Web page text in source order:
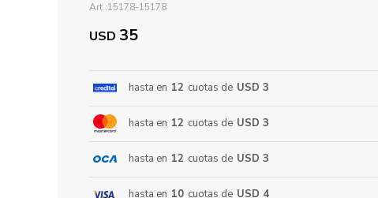
15178-15178
USD 35
hasta en 12 cuotas de USD 3
hasta en 12 cuotas de USD 3
hasta en 12 cuotas de USD 3
hasta en 10 cuotas de USD 4